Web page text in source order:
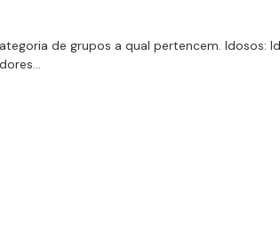
de grupos a qual pertencem. Idosos: